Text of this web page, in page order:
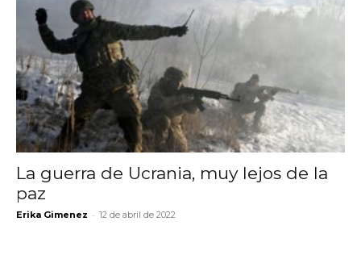
La guerra de Ucrania, muy lejos de la
paz
Erika Gimenez - 12 de abril de 2022